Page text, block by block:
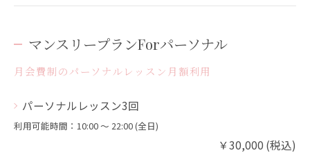
マンスリープランForパーソナル
月会費制のパーソナルレッスン月額利用
パーソナルレッスン3回
利用可能時間：10:00 〜 22:00 (全日)
￥30,000 (税込)